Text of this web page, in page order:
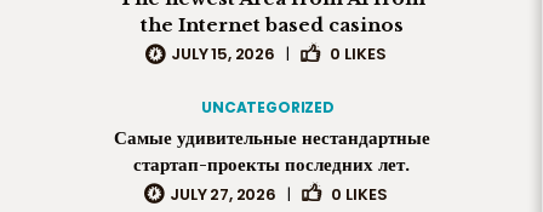
the Internet based casinos
JULY 15, 2026 | 0 LIKES
UNCATEGORIZED
Самые удивительные нестандартные
стартап-проекты последних лет.
JULY 27, 2026 | 0 LIKES